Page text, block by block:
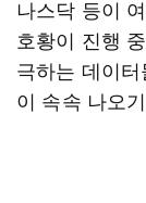
나스닥 등이
호황이 진행
극하는 데이
이 속속 나오